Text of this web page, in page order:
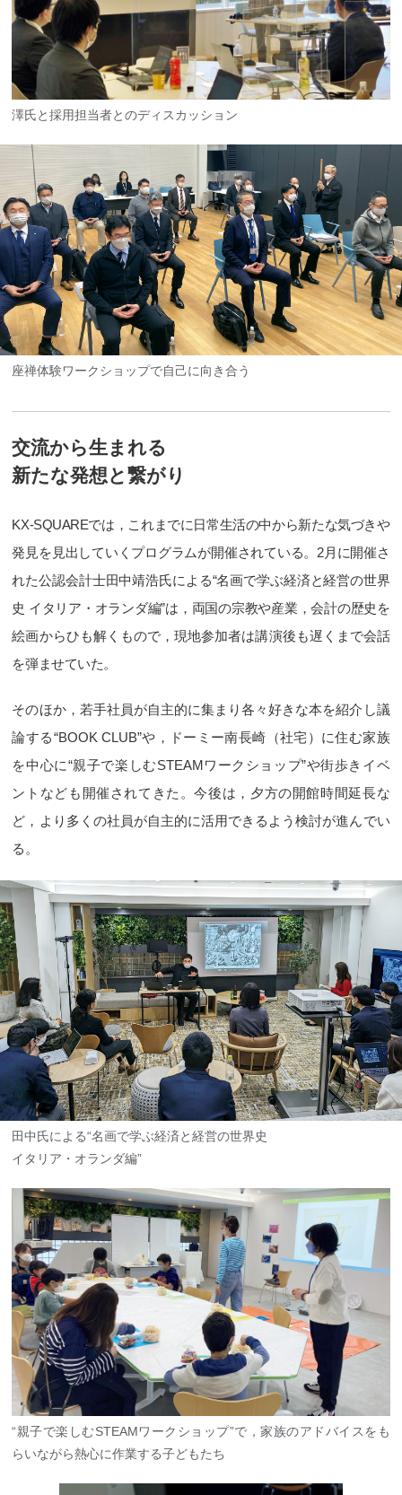
澤氏と採用担当者とのディスカッション
座禅体験ワークショップで自己に向き合う
交流から生まれる
新たな発想と繋がり
KX-SQUAREでは，これまでに日常生活の中から新たな気づきや
発見を見出していくプログラムが開催されている。2月に開催さ
れた公認会計士田中靖浩氏による“名画で学ぶ経済と経営の世界
史 イタリア・オランダ編”は，両国の宗教や産業，会計の歴史を
絵画からひも解くもので，現地参加者は講演後も遅くまで会話
を弾ませていた。
そのほか，若手社員が自主的に集まり各々好きな本を紹介し議
論する“BOOK CLUB”や，ドーミー南長崎（社宅）に住む家族
を中心に“親子で楽しむSTEAMワークショップ”や街歩きイベ
ントなども開催されてきた。今後は，夕方の開館時間延長な
ど，より多くの社員が自主的に活用できるよう検討が進んでい
る。
田中氏による“名画で学ぶ経済と経営の世界史
イタリア・オランダ編”
“親子で楽しむSTEAMワークショップ”で，家族のアドバイスをも
らいながら熱心に作業する子どもたち